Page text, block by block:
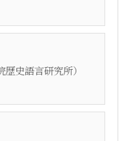
史語言研究所）